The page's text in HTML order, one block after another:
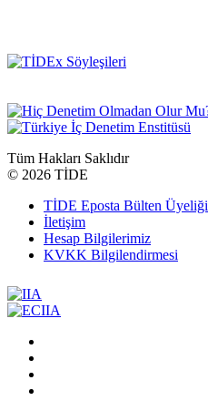
Tüm Hakları Saklıdır
© 2026 TİDE
TİDE Eposta Bülten Üyeliği
İletişim
Hesap Bilgilerimiz
KVKK Bilgilendirmesi